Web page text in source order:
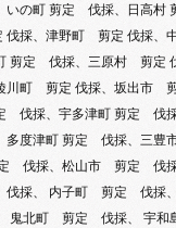
いの町 剪定 伐採、日高村
採、津野町 剪定 伐採、
剪定 伐採、三原村 剪定
川町 剪定 伐採、坂出市
伐採、宇多津町 剪定 伐
多度津町 剪定 伐採、三豊
伐採、松山市 剪定 伐
採、 内子町 剪定 伐採
鬼北町 剪定 伐採、 宇